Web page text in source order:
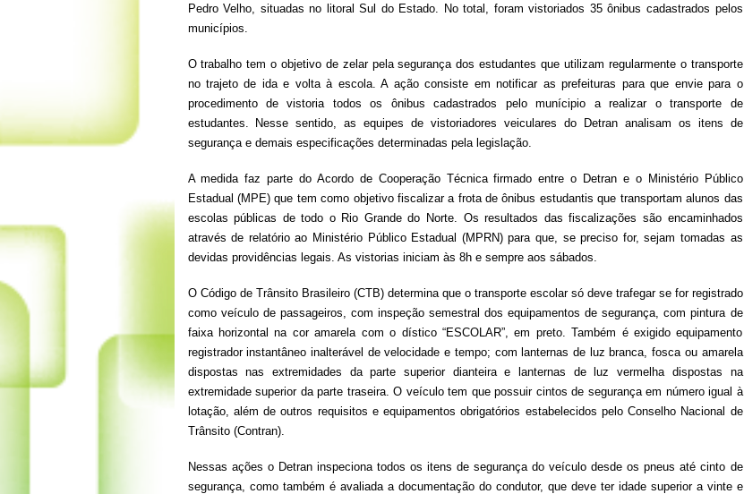
Pedro Velho, situadas no litoral Sul do Estado. No total, foram vistoriados 35 ônibus cadastrados pelos
municípios.
O trabalho tem o objetivo de zelar pela segurança dos estudantes que utilizam regularmente o transporte
no trajeto de ida e volta à escola. A ação consiste em notificar as prefeituras para que envie para o
procedimento de vistoria todos os ônibus cadastrados pelo munícipio a realizar o transporte de
estudantes. Nesse sentido, as equipes de vistoriadores veiculares do Detran analisam os itens de
segurança e demais especificações determinadas pela legislação.
A medida faz parte do Acordo de Cooperação Técnica firmado entre o Detran e o Ministério Público
Estadual (MPE) que tem como objetivo fiscalizar a frota de ônibus estudantis que transportam alunos das
escolas públicas de todo o Rio Grande do Norte. Os resultados das fiscalizações são encaminhados
através de relatório ao Ministério Público Estadual (MPRN) para que, se preciso for, sejam tomadas as
devidas providências legais. As vistorias iniciam às 8h e sempre aos sábados.
O Código de Trânsito Brasileiro (CTB) determina que o transporte escolar só deve trafegar se for registrado
como veículo de passageiros, com inspeção semestral dos equipamentos de segurança, com pintura de
faixa horizontal na cor amarela com o dístico “ESCOLAR”, em preto. Também é exigido equipamento
registrador instantâneo inalterável de velocidade e tempo; com lanternas de luz branca, fosca ou amarela
dispostas nas extremidades da parte superior dianteira e lanternas de luz vermelha dispostas na
extremidade superior da parte traseira. O veículo tem que possuir cintos de segurança em número igual à
lotação, além de outros requisitos e equipamentos obrigatórios estabelecidos pelo Conselho Nacional de
Trânsito (Contran).
Nessas ações o Detran inspeciona todos os itens de segurança do veículo desde os pneus até cinto de
segurança, como também é avaliada a documentação do condutor, que deve ter idade superior a vinte e